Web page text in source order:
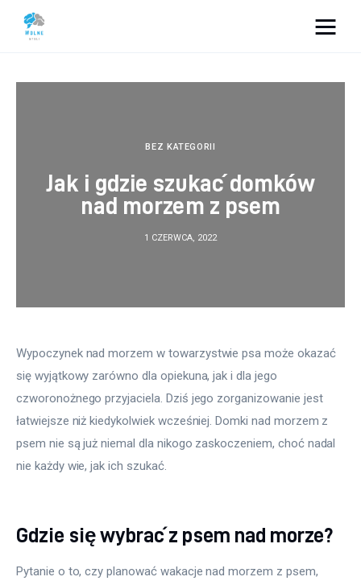
Dom i ogród
Więcej
BEZ KATEGORII
Jak i gdzie szukać domków
nad morzem z psem
1 CZERWCA, 2022
Wypoczynek nad morzem w towarzystwie psa może okazać
się wyjątkowy zarówno dla opiekuna, jak i dla jego
czworonożnego przyjaciela. Dziś jego zorganizowanie jest
łatwiejsze niż kiedykolwiek wcześniej. Domki nad morzem z
psem nie są już niemal dla nikogo zaskoczeniem, choć nadal
nie każdy wie, jak ich szukać.
Gdzie się wybrać z psem nad morze?
Pytanie o to, czy planować wakacje nad morzem z psem,